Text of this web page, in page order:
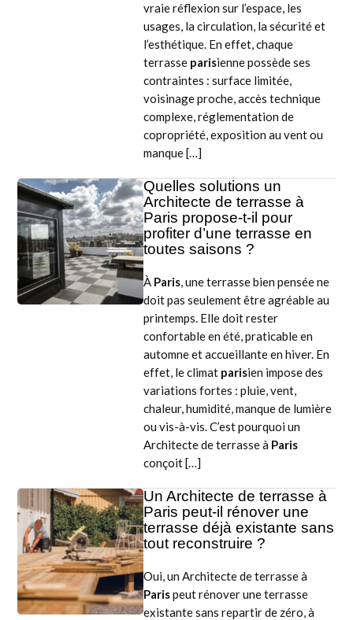
vraie réflexion sur l’espace, les
usages, la circulation, la sécurité et
l’esthétique. En effet, chaque
terrasse parisienne possède ses
contraintes : surface limitée,
voisinage proche, accès technique
complexe, réglementation de
copropriété, exposition au vent ou
manque […]
Quelles solutions un
Architecte de terrasse à
Paris propose-t-il pour
profiter d’une terrasse en
toutes saisons ?
À Paris, une terrasse bien pensée ne
doit pas seulement être agréable au
printemps. Elle doit rester
confortable en été, praticable en
automne et accueillante en hiver. En
effet, le climat parisien impose des
variations fortes : pluie, vent,
chaleur, humidité, manque de lumière
ou vis-à-vis. C’est pourquoi un
Architecte de terrasse à Paris
conçoit […]
Un Architecte de terrasse à
Paris peut-il rénover une
terrasse déjà existante sans
tout reconstruire ?
Oui, un Architecte de terrasse à
Parispeut rénover une terrasse
existante sans repartir de zéro, à